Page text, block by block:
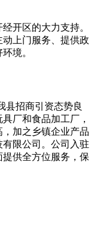
开区的大力支持。
上门服务、提供政
境。
县招商引资态势良
厂和食品加工厂，
加之乡镇企业产品
限公司。公司入驻
供全方位服务，保